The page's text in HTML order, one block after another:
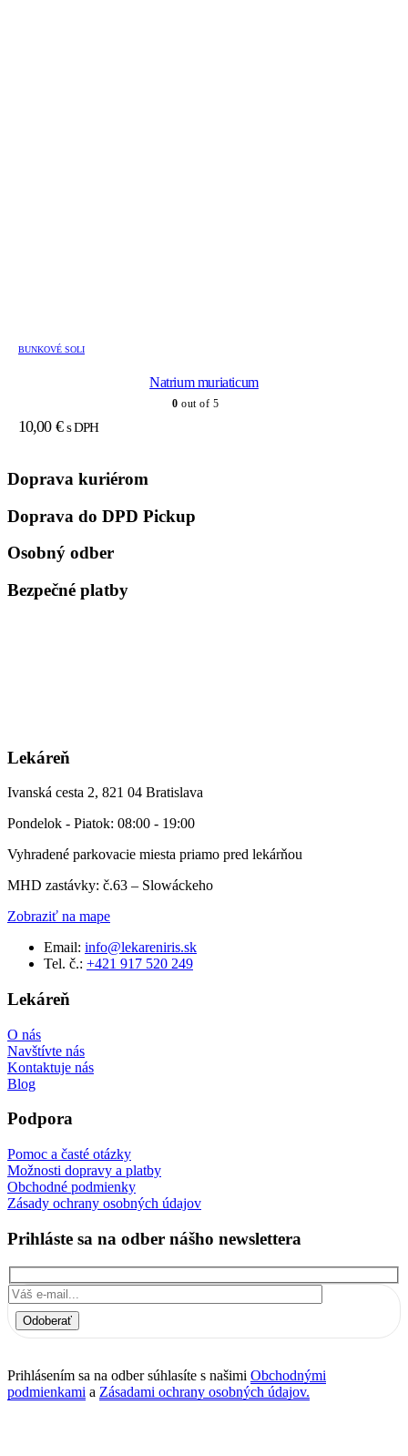
BUNKOVÉ SOLI
Natrium muriaticum
0 out of 5
10,00 € s DPH
Doprava kuriérom
Doprava do DPD Pickup
Osobný odber
Bezpečné platby
Lekáreň
Ivanská cesta 2, 821 04 Bratislava
Pondelok - Piatok: 08:00 - 19:00
Vyhradené parkovacie miesta priamo pred lekárňou
MHD zastávky: č.63 – Slowáckeho
Zobraziť na mape
Email: info@lekareniris.sk
Tel. č.: +421 917 520 249
Lekáreň
O nás
Navštívte nás
Kontaktuje nás
Blog
Podpora
Pomoc a časté otázky
Možnosti dopravy a platby
Obchodné podmienky
Zásady ochrany osobných údajov
Prihláste sa na odber nášho newslettera
Odoberať
Prihlásením sa na odber súhlasíte s našimi Obchodnými
podmienkami a Zásadami ochrany osobných údajov.